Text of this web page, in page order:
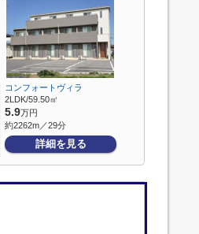
コンフォートヴィラ
2LDK/59.50㎡
5.9万円
約2262m／29分
詳細を見る